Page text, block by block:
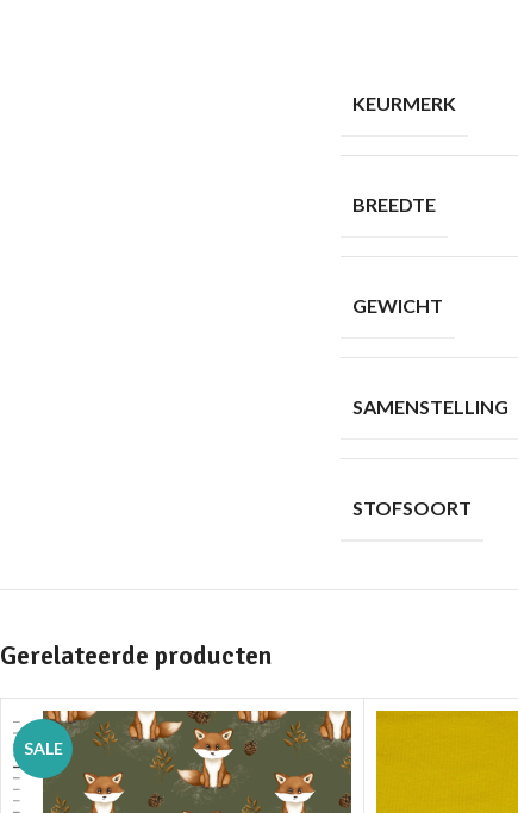
KEURMERK
BREEDTE
GEWICHT
SAMENSTELLING
STOFSOORT
Gerelateerde producten
SALE